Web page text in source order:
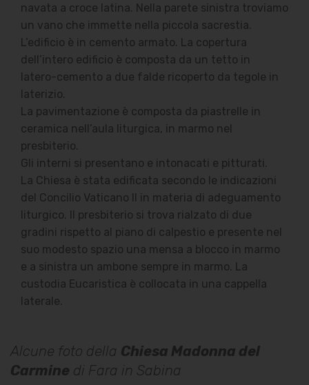
navata a croce latina. Nella parete sinistra troviamo
un vano che immette nella piccola sacrestia.
L’edificio è in cemento armato. La copertura
dell’intero edificio è composta da un tetto in
latero-cemento a due falde ricoperto da tegole in
laterizio.
La pavimentazione è composta da piastrelle in
ceramica nell’aula liturgica, in marmo nel
presbiterio.
Gli interni si presentano e intonacati e pitturati.
La Chiesa è stata edificata secondo le indicazioni
del Concilio Vaticano II in materia di adeguamento
liturgico. Il presbiterio si trova rialzato di due
gradini rispetto al piano di calpestio e presente nel
suo modesto spazio una mensa a blocco in marmo
e a sinistra un ambone sempre in marmo. La
custodia Eucaristica è collocata in una cappella
laterale.
Alcune foto della Chiesa Madonna del
Carmine di Fara in Sabina